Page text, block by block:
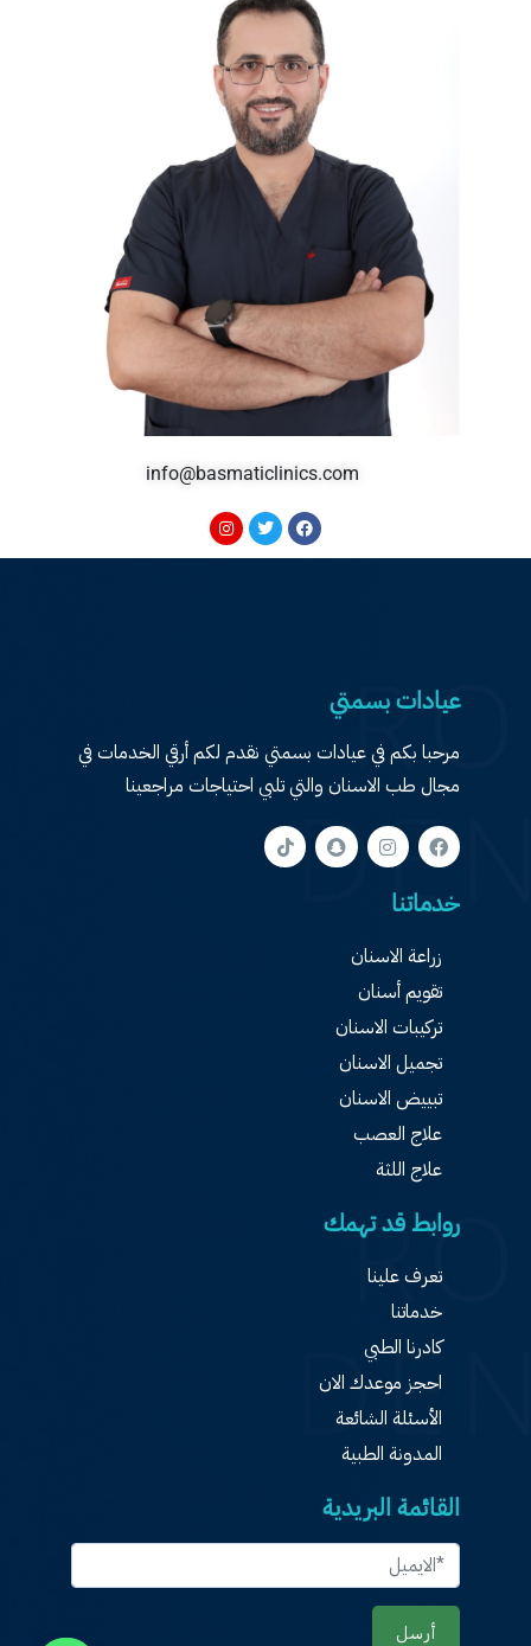
info@basmaticlinics.com
عيادات بسمتي
مرحبا بكم في عيادات بسمتي نقدم لكم أرقي الخدمات في
مجال طب الاسنان والتي تلبي احتياجات مراجعينا
خدماتنا
زراعة الاسنان
تقويم أسنان
تركيبات الاسنان
تجميل الاسنان
تبييض الاسنان
علاج العصب
علاج اللثة
روابط قد تهمك
تعرف علينا
خدماتنا
كادرنا الطبي
احجز موعدك الان
الأسئلة الشائعة
المدونة الطبية
القائمة البريدية
أرسل